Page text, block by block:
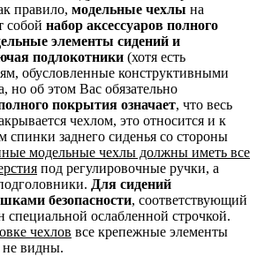
правило, модельные чехлы на
собой набор аксессуаров полного
элементы сидений и
подлокотники (хотя есть
обусловленные конструктивными
но об этом Вас обязательно
покрытия означает, что весь
чехлом, это относится и к
спинки заднего сиденья со стороны
модельные чехлы должны иметь все
под регулировочные ручки, а
Для сидений
безопасности, соответствующий
ослабленной строчкой.
чехлов все крепежные элементы
не видны.